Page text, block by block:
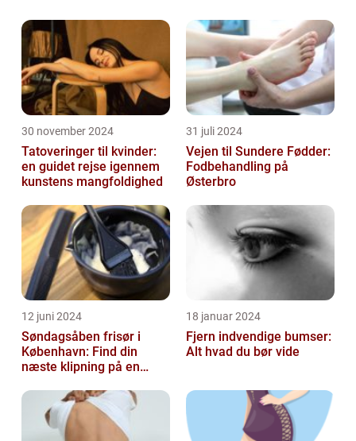
e...
30 november 2024
Tatoveringer til kvinder:
en guidet rejse igennem
kunstens mangfoldighed
31 juli 2024
Vejen til Sundere Fødder:
Fodbehandling på
Østerbro
12 juni 2024
Søndagsåben frisør i
København: Find din
næste klipning på en
18 januar 2024
Fjern indvendige bumser:
Alt hvad du bør vide